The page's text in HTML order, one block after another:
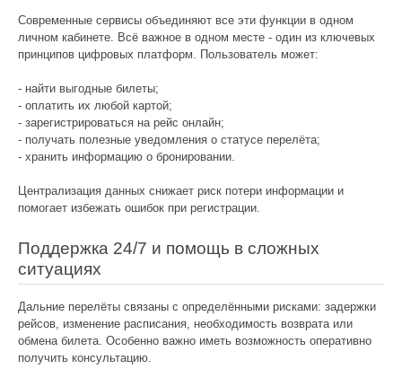
Современные сервисы объединяют все эти функции в одном
личном кабинете. Всё важное в одном месте - один из ключевых
принципов цифровых платформ. Пользователь может:
- найти выгодные билеты;
- оплатить их любой картой;
- зарегистрироваться на рейс онлайн;
- получать полезные уведомления о статусе перелёта;
- хранить информацию о бронировании.
Централизация данных снижает риск потери информации и
помогает избежать ошибок при регистрации.
Поддержка 24/7 и помощь в сложных
ситуациях
Дальние перелёты связаны с определёнными рисками: задержки
рейсов, изменение расписания, необходимость возврата или
обмена билета. Особенно важно иметь возможность оперативно
получить консультацию.